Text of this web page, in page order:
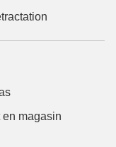
en magasin